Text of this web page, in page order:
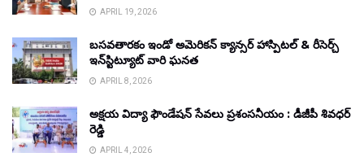
APRIL 19, 2026
బసవతారకం ఇండో అమెరికన్ క్యాన్సర్ హాస్పిటల్ & రీసెర్చ్
ఇన్‌స్టిట్యూట్ వారి ఘనత
APRIL 8, 2026
అక్షయ విద్యా ఫౌండేషన్ సేవలు ప్రశంసనీయం : డీజీపీ శివధర్
రెడ్డి
APRIL 4, 2026